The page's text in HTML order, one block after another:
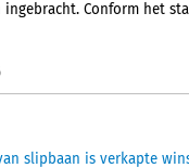
Conform het
slipbaan is verkapte